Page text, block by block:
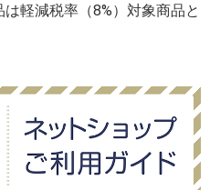
は軽減税率（8%）対象商品と